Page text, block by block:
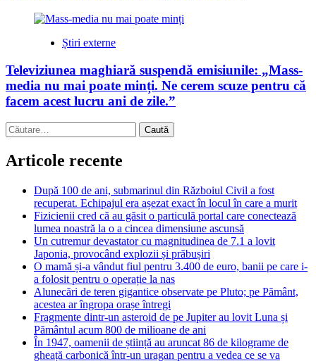
Știri externe
Televiziunea maghiară suspendă emisiunile: „Mass-
media nu mai poate minți. Ne cerem scuze pentru că
facem acest lucru ani de zile.”
Caută
după:
Articole recente
După 100 de ani, submarinul din Războiul Civil a fost
recuperat. Echipajul era așezat exact în locul în care a murit
Fizicienii cred că au găsit o particulă portal care conectează
lumea noastră la o a cincea dimensiune ascunsă
Un cutremur devastator cu magnitudinea de 7.1 a lovit
Japonia, provocând explozii și prăbușiri
O mamă și-a vândut fiul pentru 3.400 de euro, banii pe care i-
a folosit pentru o operație la nas
Alunecări de teren gigantice observate pe Pluto; pe Pământ,
acestea ar îngropa orașe întregi
Fragmente dintr-un asteroid de pe Jupiter au lovit Luna și
Pământul acum 800 de milioane de ani
În 1947, oamenii de știință au aruncat 86 de kilograme de
gheață carbonică într-un uragan pentru a vedea ce se va